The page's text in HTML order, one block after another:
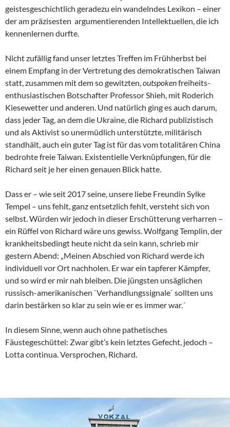
geistesgeschichtlich geradezu ein wandelndes Lexikon – einer
der am präzisesten argumentierenden Intellektuellen, die ich
kennenlernen durfte.
Nicht zufällig fand unser letztes Treffen im Frühherbst bei
einem Empfang in der Vertretung des demokratischen Taiwan
statt, zusammen mit dem so gewitzten,outspokenfreiheits-
enthusiastischen Botschafter Professor Shieh, mit Roderich
Kiesewetter und anderen. Und natürlich ging es auch darum,
dass jeder Tag, an dem die Ukraine, die Richard publizistisch
und als Aktivist so unermüdlich unterstützte, militärisch
standhält, auch ein guter Tag ist für das vom totalitären China
bedrohte freie Taiwan. Existentielle Verknüpfungen, für die
Richard seit je her einen genauen Blick hatte.
Dass er – wie seit 2017 seine, unsere liebe Freundin Sylke
Tempel – uns fehlt, ganz entsetzlich fehlt, versteht sich von
selbst. Würden wir jedoch in dieser Erschütterung verharren –
ein Rüffel von Richard wäre uns gewiss. Wolfgang Templin, der
krankheitsbedingt heute nicht da sein kann, schrieb mir
gestern Abend: „Meinen Abschied von Richard werde ich
individuell vor Ort nachholen. Er war ein tapferer Kämpfer,
und so wird er mir nah bleiben. Die jüngsten unsäglichen
russisch-amerikanischen `Verhandlungssignale` sollten uns
darin bestärken so klar zu sein wie er es immer war.´
In diesem Sinne, wenn auch ohne pathetisches
Fäustegeschüttel: Zwar gibt’s kein letztes Gefecht, jedoch –
Lotta continua. Versprochen, Richard.